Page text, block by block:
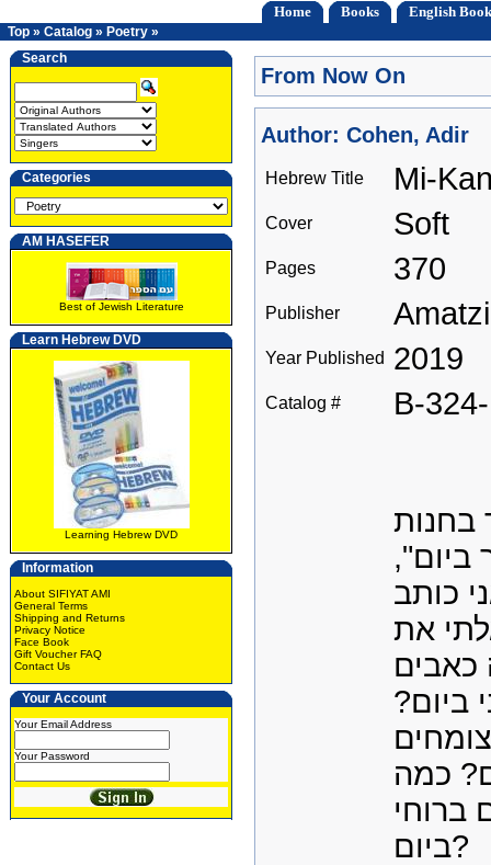
Home Books English
Top » Catalog » Poetry »
Search
Categories
AM HASEFER
Best of Jewish Literature
Learn Hebrew DVD
Learning Hebrew DVD
Information
About SIFIYAT AMI
General Terms
Shipping and Returns
Privacy Notice
Face Book
Gift Voucher FAQ
Contact Us
Your Account
Your Email Address
Your Password
From Now On
Author: Cohen, Adir
Hebrew Title Mi-
Cover Soft
Pages 370
Publisher
Year Published 2019
Catalog # B-
בחנות
ביום",
כותב
את
כאבים
ביום?
כמה
ברוחי
ביום?